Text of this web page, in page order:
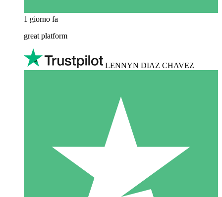
1 giorno fa
great platform
LENNYN DIAZ CHAVEZ